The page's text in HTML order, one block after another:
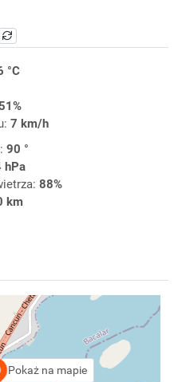
°C
51%
7 km/h
90 °
hPa
88%
km
Pokaż na mapie